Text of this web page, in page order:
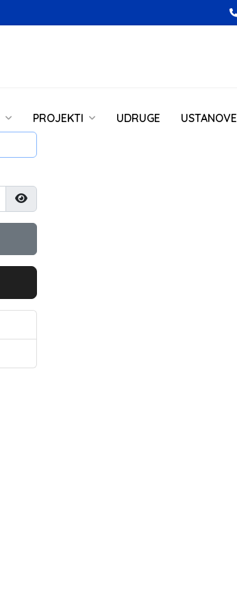
PROJEKTI UDRUGE USTANOVE
Prikaži lozinku